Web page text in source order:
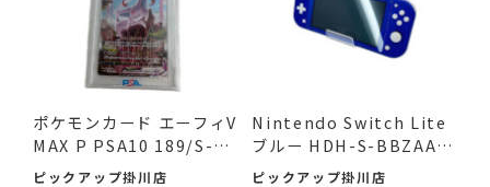
ポケモンカード エーフィV
MAX P PSA10 189/S-P
が...
ピックアップ掛川店
Nintendo Switch Lite
ブルー HDH-S-BBZAA
が！ 入...
ピックアップ掛川店